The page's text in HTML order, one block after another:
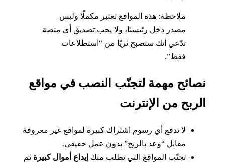
ملاحظة: هذه المواقع تعتبر مكملًا وليس
مصدر دخل رئيسيًا، ولا يجب تصديق أي منصة
تدّعي أنك ستصبح ثريًا من “استطلاعات
مهمة لتجنّب النصب في مواقع
من الإنترنت
لا تدفع أي رسوم اشتراك كبيرة لمواقع غير معروفة
مقابل “وعد بالربح” بدون عمل حقيقي.
تجنّب المواقع التي تطلب منكإيداع أموال كبيرة ثم